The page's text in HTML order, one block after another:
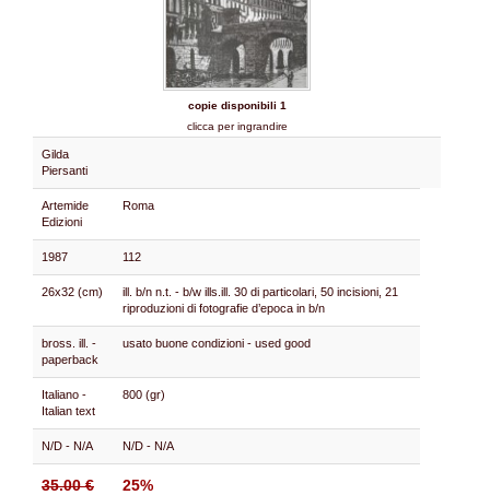
copie disponibili 1
clicca per ingrandire
Gilda
Piersanti
Artemide
Edizioni
Roma
1987 112
26x32 (cm)
ill. b/n n.t. - b/w ills.ill. 30 di particolari, 50 incisioni, 21
riproduzioni di fotografie d’epoca in b/n
bross. ill. -
paperback
usato buone condizioni - used good
Italiano -
Italian text
800 (gr)
N/D - N/A N/D - N/A
35.00 € 25%